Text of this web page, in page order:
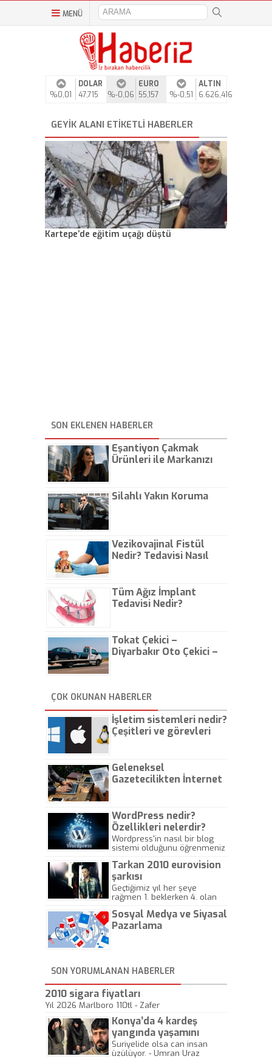
MENÜ
%0,01
DOLAR
47,715
%-0,06
EURO
55,157
%-0,51
ALTIN
6.626,416
GEYIK ALANI ETIKETLI HABERLER
Kartepe’de eğitim uçağı düştü
SON EKLENEN HABERLER
Eşantiyon Çakmak
Ürünleri ile Markanızı
Silahlı Yakın Koruma
Vezikovajinal Fistül
Nedir? Tedavisi Nasıl
Tüm Ağız İmplant
Tedavisi Nedir?
Tokat Çekici –
Diyarbakır Oto Çekici –
ÇOK OKUNAN HABERLER
İşletim sistemleri nedir?
Çeşitleri ve görevleri
Geleneksel
Gazetecilikten İnternet
WordPress nedir?
Özellikleri nelerdir?
Wordpress'in nasıl bir blog
sistemi olduğunu öğrenmeniz
Tarkan 2010 eurovision
şarkısı
Geçtiğimiz yıl her şeye
rağmen 1. beklerken 4. olan
gösterisinin bu yarışmada
önemli olmadığını anlamıştır.
Sosyal Medya ve Siyasal
Pazarlama
SON YORUMLANAN HABERLER
2010 sigara fiyatları
Yıl 2026 Marlboro 110tl - Zafer
Konya’da 4 kardeş
yangında yaşamını
yitirdi
Suriyelide olsa can insan
üzülüyor. - Umran Uraz